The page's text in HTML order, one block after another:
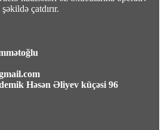
şəkildə çatdırır.
Həsən Əliyev küçəsi 96